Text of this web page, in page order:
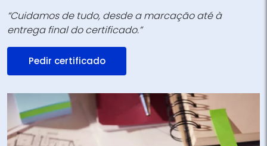
“Cuidamos de tudo, desde a marcação até à
entrega final do certificado.”
Pedir certificado